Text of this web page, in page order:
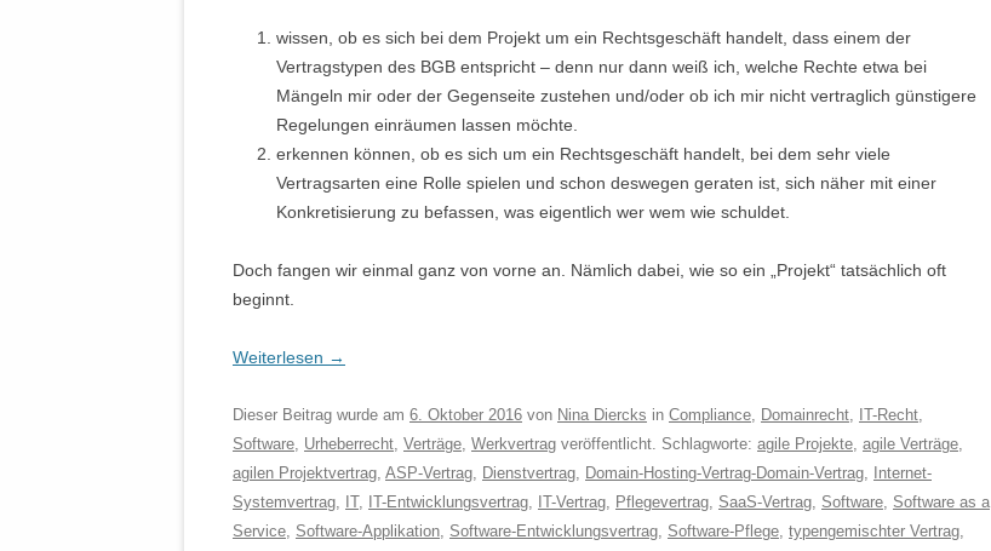
wissen, ob es sich bei dem Projekt um ein Rechtsgeschäft handelt, dass einem der
Vertragstypen des BGB entspricht – denn nur dann weiß ich, welche Rechte etwa bei
Mängeln mir oder der Gegenseite zustehen und/oder ob ich mir nicht vertraglich günstigere
Regelungen einräumen lassen möchte.
erkennen können, ob es sich um ein Rechtsgeschäft handelt, bei dem sehr viele
Vertragsarten eine Rolle spielen und schon deswegen geraten ist, sich näher mit einer
Konkretisierung zu befassen, was eigentlich wer wem wie schuldet.
Doch fangen wir einmal ganz von vorne an. Nämlich dabei, wie so ein „Projekt“ tatsächlich oft
beginnt.
Weiterlesen →
Dieser Beitrag wurde am 6. Oktober 2016 von Nina Diercks in Compliance, Domainrecht, IT-Recht,
Software, Urheberrecht, Verträge, Werkvertrag veröffentlicht. Schlagworte: agile Projekte, agile Verträge,
agilen Projektvertrag, ASP-Vertrag, Dienstvertrag, Domain-Hosting-Vertrag-Domain-Vertrag,
Internet-
Systemvertrag, IT, IT-Entwicklungsvertrag, IT-Vertrag, Pflegevertrag, SaaS-Vertrag, Software, Software as a
Service, Software-Applikation, Software-Entwicklungsvertrag, Software-Pflege, typengemischter Vertrag,